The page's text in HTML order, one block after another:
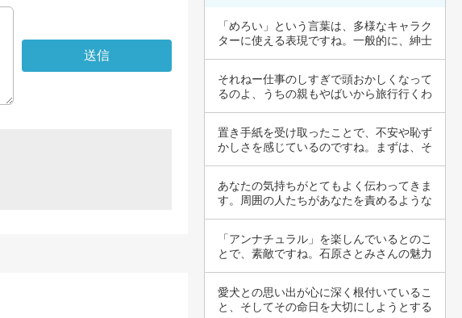
「めろい」という言葉は、多様なキャラク
ターに使える表現ですね。一般的に、紳士
それねー仕事のしすぎで頭おかしくなって
るのよ、うちの親もやばいから旅行行くわ
置き手紙を受け取ったことで、不安や恥ず
かしさを感じているのですね。まずは、そ
あなたの気持ちがとてもよく伝わってきま
す。周囲の人たちがあなたを責めるような
「アンナチュラル」を楽しんでいるとのこ
とで、素敵ですね。石原さとみさんの魅力
愛犬との思い出が心に深く根付いているこ
と、そしてその命日を大切にしようとする